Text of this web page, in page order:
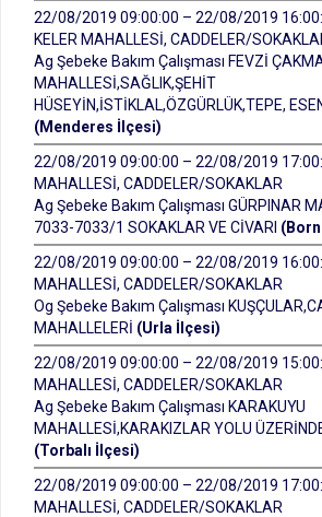
22/08/2019 09:00:00 – 22/08/2019
KELER MAHALLESİ, CADDELER/
Ag Şebeke Bakım Çalışması FEVZİ
MAHALLESİ,SAĞLIK,ŞEHİT
HÜSEYİN,İSTİKLAL,ÖZGÜRLÜK,TEPE,
(Menderes İlçesi)
22/08/2019 09:00:00 – 22/08/2019
MAHALLESİ, CADDELER/SOKAKLAR
Ag Şebeke Bakım Çalışması GÜRPINAR
7033-7033/1 SOKAKLAR VE CİVARI
22/08/2019 09:00:00 – 22/08/2019
MAHALLESİ, CADDELER/SOKAKLAR
Og Şebeke Bakım Çalışması
MAHALLELERİ (Urla İlçesi)
22/08/2019 09:00:00 – 22/08/2019
MAHALLESİ, CADDELER/SOKAKLAR
Ag Şebeke Bakım Çalışması KARAKUYU
MAHALLESİ,KARAKIZLAR YOLU
(Torbalı İlçesi)
22/08/2019 09:00:00 – 22/08/2019
MAHALLESİ, CADDELER/SOKAKLAR